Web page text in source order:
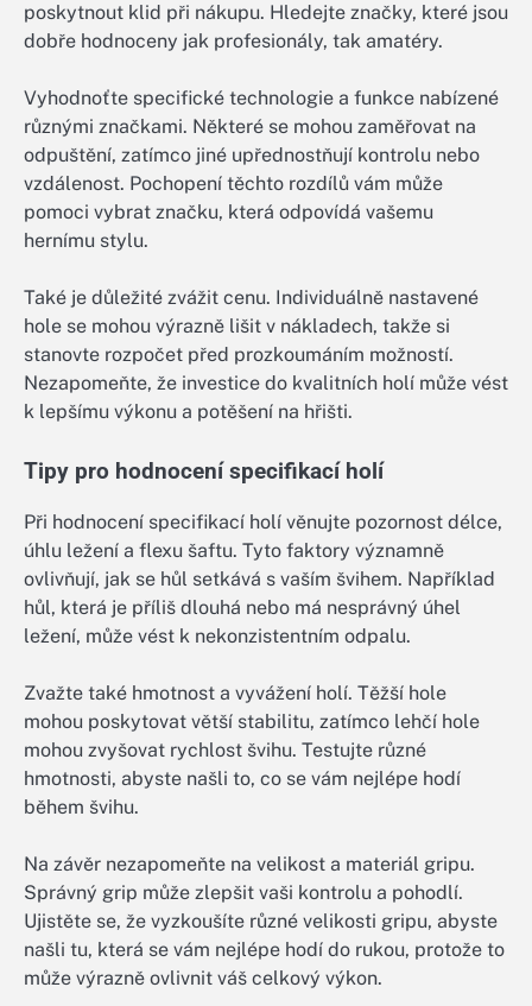
poskytnout klid při nákupu. Hledejte značky, které jsou
dobře hodnoceny jak profesionály, tak amatéry.
Vyhodnoťte specifické technologie a funkce nabízené
různými značkami. Některé se mohou zaměřovat na
odpuštění, zatímco jiné upřednostňují kontrolu nebo
vzdálenost. Pochopení těchto rozdílů vám může
pomoci vybrat značku, která odpovídá vašemu
hernímu stylu.
Také je důležité zvážit cenu. Individuálně nastavené
hole se mohou výrazně lišit v nákladech, takže si
stanovte rozpočet před prozkoumáním možností.
Nezapomeňte, že investice do kvalitních holí může vést
k lepšímu výkonu a potěšení na hřišti.
Tipy pro hodnocení specifikací holí
Při hodnocení specifikací holí věnujte pozornost délce,
úhlu ležení a flexu šaftu. Tyto faktory významně
ovlivňují, jak se hůl setkává s vaším švihem. Například
hůl, která je příliš dlouhá nebo má nesprávný úhel
ležení, může vést k nekonzistentním odpalu.
Zvažte také hmotnost a vyvážení holí. Těžší hole
mohou poskytovat větší stabilitu, zatímco lehčí hole
mohou zvyšovat rychlost švihu. Testujte různé
hmotnosti, abyste našli to, co se vám nejlépe hodí
během švihu.
Na závěr nezapomeňte na velikost a materiál gripu.
Správný grip může zlepšit vaši kontrolu a pohodlí.
Ujistěte se, že vyzkoušíte různé velikosti gripu, abyste
našli tu, která se vám nejlépe hodí do rukou, protože to
může výrazně ovlivnit váš celkový výkon.